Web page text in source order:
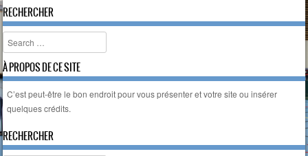
RECHERCHER
Search
À PROPOS DE CE SITE
C’est peut-être le bon endroit pour vous présenter et votre site ou insérer
quelques crédits.
RECHERCHER